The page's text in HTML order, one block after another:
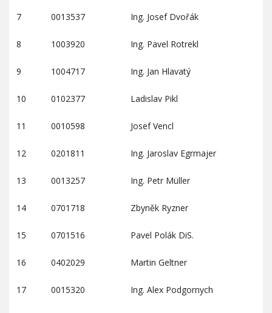
7 0013537 Ing. Josef Dvořák
8 1003920 Ing. Pavel Rotrekl
9 1004717 Ing. Jan Hlavatý
10 0102377 Ladislav Pikl
11 0010598 Josef Vencl
12 0201811 Ing. Jaroslav Egrmajer
13 0013257 Ing. Petr Müller
14 0701718 Zbyněk Ryzner
15 0701516 Pavel Polák DiS.
16 0402029 Martin Geltner
17 0015320 Ing. Alex Podgornych